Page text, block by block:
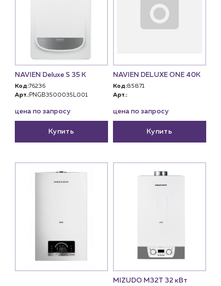
NAVIEN Deluxe S 35 K
Код:76236
Арт.:PNGB3500035L001
цена по запросу
Купить
NAVIEN DELUXE ONE 40K
Код:85871
Арт.:
цена по запросу
Купить
MIZUDO М32Т 32 кВт